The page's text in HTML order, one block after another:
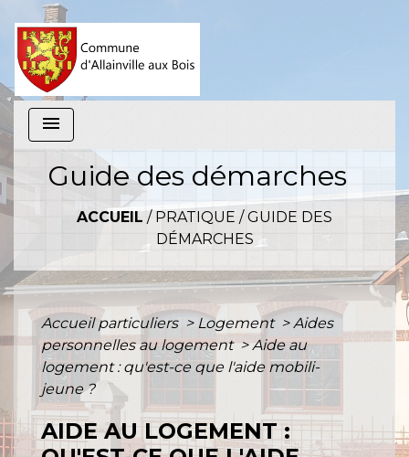
menu
Guide des démarches
ACCUEIL / PRATIQUE /GUIDE DES
DÉMARCHES
Accueil particuliers > Logement > Aides
personnelles au logement> Aide au
logement : qu'est-ce que l'aide mobili-
jeune ?
AIDE AU LOGEMENT :